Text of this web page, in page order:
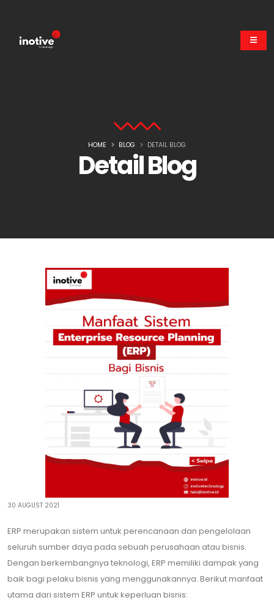
HOME BLOG DETAIL BLOG
Detail Blog
30 AUGUST 2021
ERP merupakan sistem untuk perencanaan dan pengelolaan
seluruh sumber daya pada sebuah perusahaan atau bisnis.
Dengan berkembangnya teknologi, ERP memiliki dampak yang
baik bagi pelaku bisnis yang menggunakannya. Berikut manfaat
utama dari sistem ERP untuk keperluan bisnis: